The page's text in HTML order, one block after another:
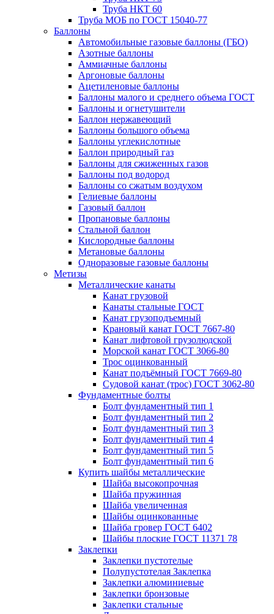
Труба НКТ 60
Труба МОБ по ГОСТ 15040-77
Баллоны
Автомобильные газовые баллоны (ГБО)
Азотные баллоны
Аммиачные баллоны
Аргоновые баллоны
Ацетиленовые баллоны
Баллоны малого и среднего объема ГОСТ
Баллоны и огнетушители
Баллон нержавеющий
Баллоны большого объема
Баллоны углекислотные
Баллон природный газ
Баллоны для сжиженных газов
Баллоны под водород
Баллоны со сжатым воздухом
Гелиевые баллоны
Газовый баллон
Пропановые баллоны
Стальной баллон
Кислородные баллоны
Метановые баллоны
Одноразовые газовые баллоны
Метизы
Металлические канаты
Канат грузовой
Канаты стальные ГОСТ
Канат грузоподъемный
Крановый канат ГОСТ 7667-80
Канат лифтовой грузолюдской
Морской канат ГОСТ 3066-80
Трос оцинкованный
Канат подъёмный ГОСТ 7669-80
Судовой канат (трос) ГОСТ 3062-80
Фундаментные болты
Болт фундаментный тип 1
Болт фундаментный тип 2
Болт фундаментный тип 3
Болт фундаментный тип 4
Болт фундаментный тип 5
Болт фундаментный тип 6
Купить шайбы металлические
Шайба высокопрочная
Шайба пружинная
Шайба увеличенная
Шайбы оцинкованные
Шайба гровер ГОСТ 6402
Шайбы плоские ГОСТ 11371 78
Заклепки
Заклепки пустотелые
Полупустотелая Заклепка
Заклепки алюминиевые
Заклепки бронзовые
Заклепки стальные